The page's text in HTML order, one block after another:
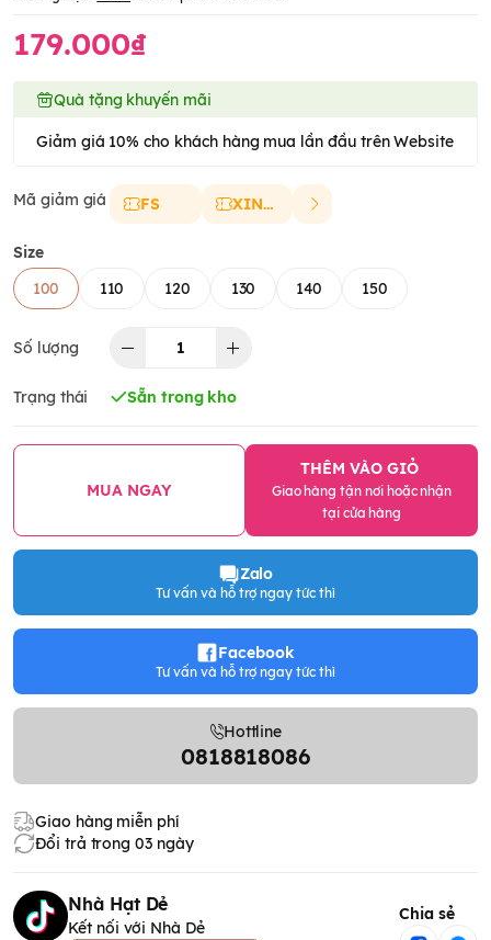
179.000₫
Quà tặng khuyến mãi
Giảm giá 10% cho khách hàng mua lần đầu trên Website
Mã giảm giá FS XINCHAO
Size
100
110 120 130 140 150
Số lượng
Trạng thái Sẵn trong kho
MUA NGAY
THÊM VÀO GIỎ
Giao hàng tận nơi hoặc nhận
tại cửa hàng
Zalo
Tư vấn và hỗ trợ ngay tức thì
Facebook
Tư vấn và hỗ trợ ngay tức thì
Hottline
0818818086
Giao hàng miễn phí
Đổi trả trong 03 ngày
Nhà Hạt Dẻ
Kết nối với Nhà Dẻ
Chia sẻ